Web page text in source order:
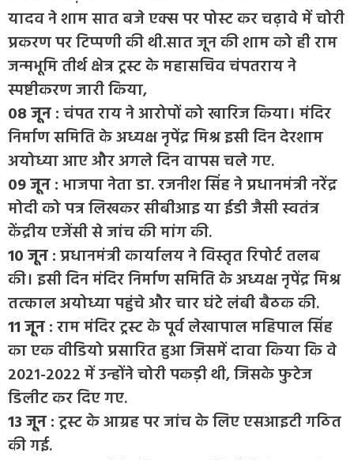
यादव ने शाम सात बजे एक्स पर पोस्ट कर चढ़ावे में चोरी
प्रकरण पर टिप्पणी की थी.सात जून की शाम को ही राम
जन्मभूमि तीर्थ क्षेत्र ट्रस्ट के महासचिव चंपतराय ने
स्पष्टीकरण जारी किया,
08 जून :चंपत राय ने आरोपों को खारिज किया। मंदिर
निर्माण समिति के अध्यक्ष नृपेंद्र मिश्र इसी दिन देरशाम
अयोध्या आए और अगले दिन वापस चले गए.
09 जून :भाजपा नेता डा. रजनीश सिंह ने प्रधानमंत्री नरेंद्र
मोदी को पत्र लिखकर सीबीआइ या ईडी जैसी स्वतंत्र
केंद्रीय एजेंसी से जांच की मांग की.
10 जून :प्रधानमंत्री कार्यालय ने विस्तृत रिपोर्ट तलब
की। इसी दिन मंदिर निर्माण समिति के अध्यक्ष नृपेंद्र मिश्र
तत्काल अयोध्या पहुंचे और चार घंटे लंबी बैठक की.
11 जून :राम मंदिर ट्रस्ट के पूर्व लेखापाल महिपाल सिंह
का एक वीडियो प्रसारित हुआ जिसमें दावा किया कि वे
2021-2022 में उन्होंने चोरी पकड़ी थी, जिसके फुटेज
डिलीट कर दिए गए.
13 जून :ट्रस्ट के आग्रह पर जांच के लिए एसआइटी गठित
की गई.